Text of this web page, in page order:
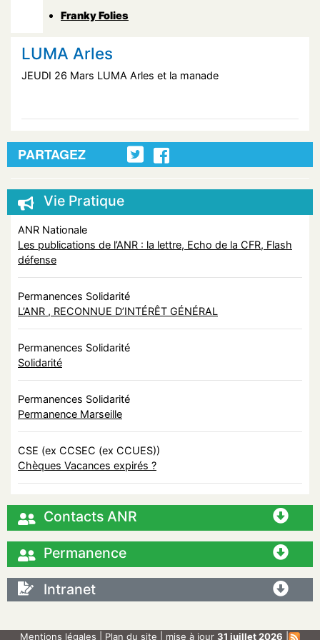
Franky Folies
LUMA Arles
JEUDI 26 Mars LUMA Arles et la manade
PARTAGEZ
Vie Pratique
ANR Nationale
Les publications de l’ANR : la lettre, Echo de la CFR, Flash
défense
Permanences Solidarité
L’ANR , RECONNUE D’INTÉRÊT GÉNÉRAL
Permanences Solidarité
Solidarité
Permanences Solidarité
Permanence Marseille
CSE (ex CCSEC (ex CCUES))
Chèques Vacances expirés ?
Contacts ANR
Permanence
Intranet
Mentions légales Plan du site | mise à jour 31 juillet 2026